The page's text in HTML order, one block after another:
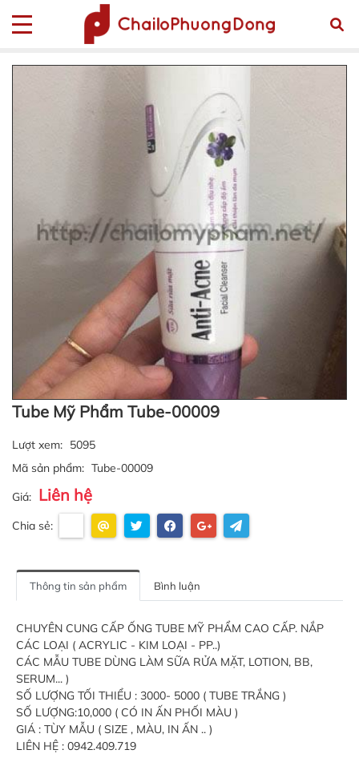
Trang chủ Sản phẩm
TUBE MỸ PHẨM
Tube Mỹ Phẩm Tube-00009
Tube Mỹ Phẩm Tube-00009
Lượt xem: 5095
Mã sản phẩm: Tube-00009
Giá: Liên hệ
Chia sẻ:
Thông tin sản phẩm Bình luận
CHUYÊN CUNG CẤP ỐNG TUBE MỸ PHẨM CAO CẤP. NẮP
CÁC LOẠI ( ACRYLIC - KIM LOẠI - PP..)
CÁC MẪU TUBE DÙNG LÀM SỮA RỬA MẶT, LOTION, BB,
SERUM... )
SỐ LƯỢNG TỐI THIỂU : 3000- 5000 ( TUBE TRẮNG )
SỐ LƯỢNG:10,000 ( CÓ IN ẤN PHỐI MÀU )
GIÁ : TÙY MẪU ( SIZE , MÀU, IN ẤN .. )
LIÊN HỆ : 0942.409.719